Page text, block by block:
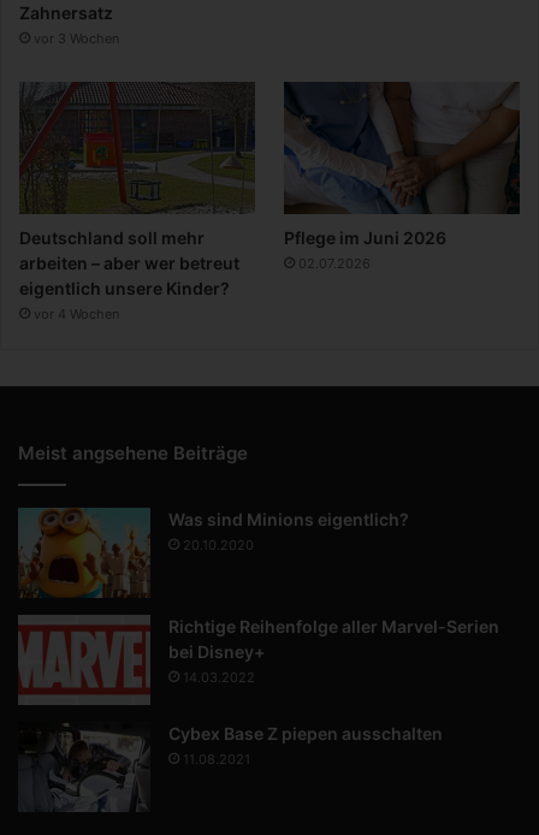
Zahnersatz
vor 3 Wochen
Deutschland soll mehr
arbeiten – aber wer betreut
eigentlich unsere Kinder?
vor 4 Wochen
Pflege im Juni 2026
02.07.2026
Meist angsehene Beiträge
Was sind Minions eigentlich?
20.10.2020
Richtige Reihenfolge aller Marvel-Serien
bei Disney+
14.03.2022
Cybex Base Z piepen ausschalten
11.08.2021